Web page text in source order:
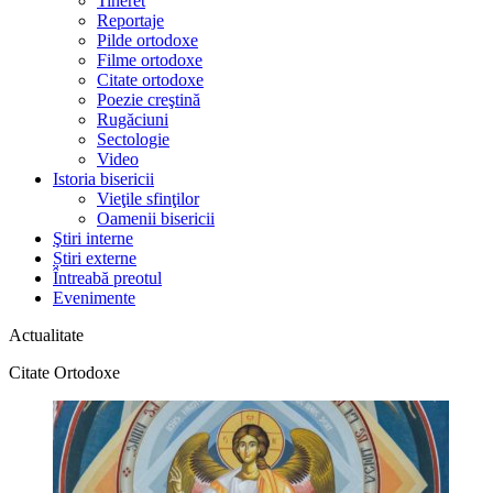
Reportaje
Pilde ortodoxe
Filme ortodoxe
Citate ortodoxe
Poezie creştină
Rugăciuni
Sectologie
Video
Istoria bisericii
Vieţile sfinţilor
Oamenii bisericii
Ştiri interne
Știri externe
Întreabă preotul
Evenimente
Actualitate
Citate Ortodoxe